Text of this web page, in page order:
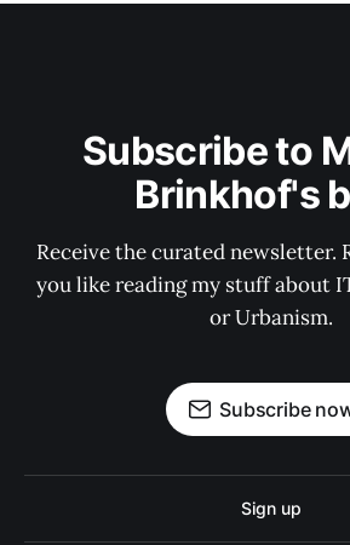
Subscribe to
Brinkhof's
Receive the curated newsletter.
you like reading my stuff about
or Urbanism.
Subscribe
Sign up